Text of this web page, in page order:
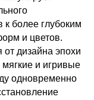
к более глубоким
и цветов.
от дизайна эпохи
и игривые
одновременно